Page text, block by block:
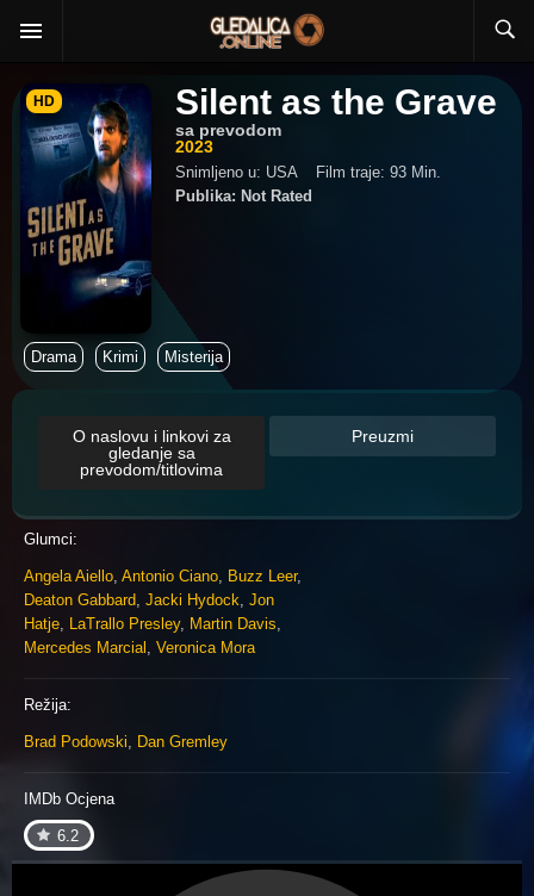
HD Silent as the Grave
sa prevodom
2023
Snimljeno u: USA
Film traje: 93 Min.
Publika: Not Rated
Drama Krimi Misterija
O naslovu i linkovi za
gledanje sa
prevodom/titlovima
Preuzmi
Glumci:
Angela Aiello, Antonio Ciano, Buzz Leer,
Deaton Gabbard, Jacki Hydock, Jon
Hatje, LaTrallo Presley, Martin Davis,
Mercedes Marcial , Veronica Mora
Režija:
Brad Podowski, Dan Gremley
IMDb Ocjena
6.2